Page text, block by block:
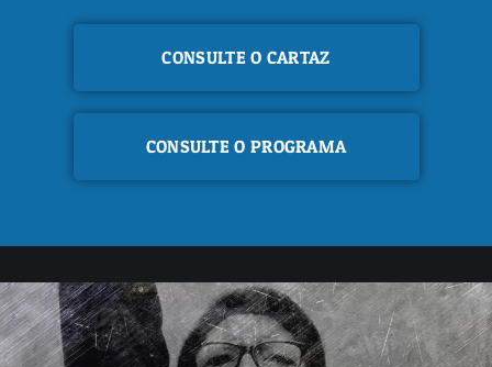
CONSULTE O CARTAZ
CONSULTE O PROGRAMA